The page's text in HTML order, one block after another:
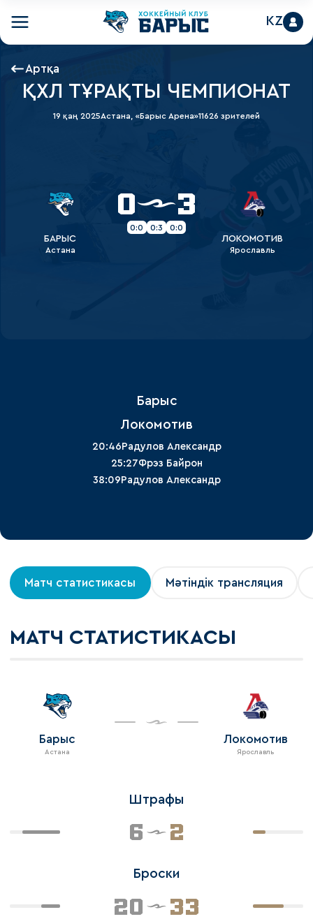
KZ
Артқа
ҚХЛ ТҰРАҚТЫ ЧЕМПИОНАТ
19 қаң 2025Астана, «Барыс Арена»11626 зрителей
БАРЫС
Астана
0 3
0:0 0:3 0:0
ЛОКОМОТИВ
Ярославль
Барыс
Локомотив
20:46 Радулов Александр
25:27Фрэз Байрон
38:09Радулов Александр
Матч статистикасы Мәтіндік трансляция
МАТЧ СТАТИСТИКАСЫ
Барыс
Астана
Локомотив
Ярославль
Штрафы
6 2
Броски
20 33